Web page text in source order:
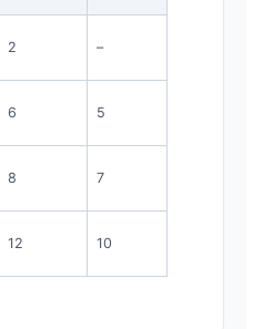
2 –
6 5
8 7
12 10